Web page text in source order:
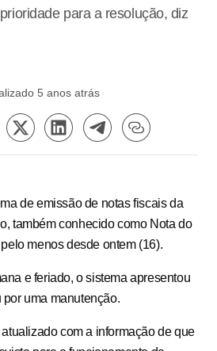
para a resolução, diz
5 anos atrás
de emissão de notas fiscais da
também conhecido como Nota do
menos desde ontem (16).
e feriado, o sistema apresentou
uma manutenção.
com a informação de que